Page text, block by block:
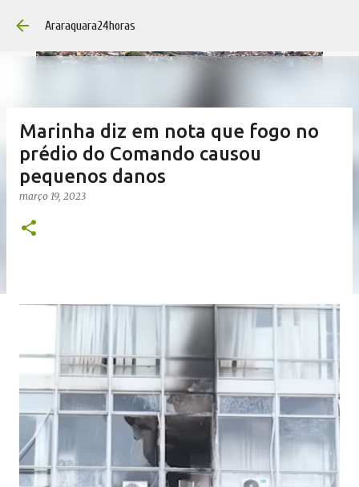
Araraquara24horas
Marinha diz em nota que fogo no
prédio do Comando causou
pequenos danos
março 19, 2023